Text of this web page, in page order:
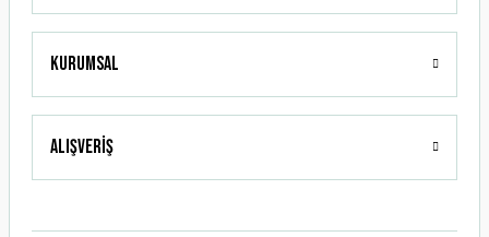
Gönder
Kurumsal
Alışveriş